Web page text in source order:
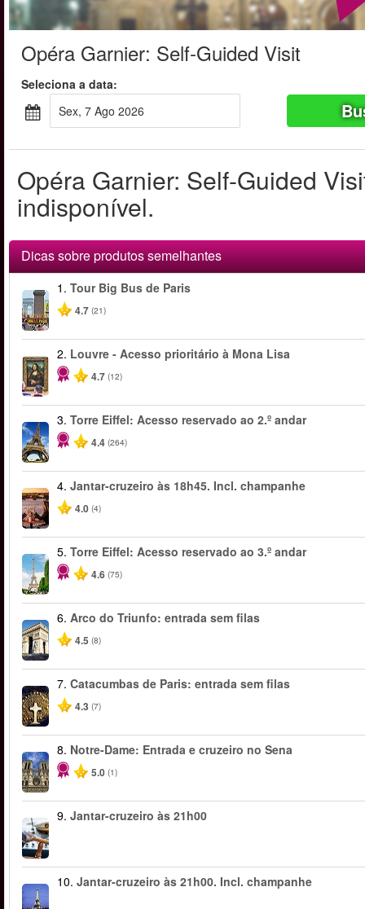
Opéra Garnier: Self-Guided Visit
Seleciona a data:
Sex, 7 Ago 2026
Opéra Garnier: Self-Guided
indisponível.
Dicas sobre produtos semelhantes
1. Tour Big Bus de Paris
4.7 (21)
2. Louvre - Acesso prioritário à Mona Lisa
4.7 (12)
3. Torre Eiffel: Acesso reservado ao 2.º andar
4.4 (264)
4. Jantar-cruzeiro às 18h45. Incl. champanhe
4.0 (4)
5. Torre Eiffel: Acesso reservado ao 3.º andar
4.6 (75)
6. Arco do Triunfo: entrada sem filas
4.5 (8)
7. Catacumbas de Paris: entrada sem filas
4.3 (7)
8. Notre-Dame: Entrada e cruzeiro no Sena
5.0 (1)
9. Jantar-cruzeiro às 21h00
10. Jantar-cruzeiro às 21h00. Incl. champanhe